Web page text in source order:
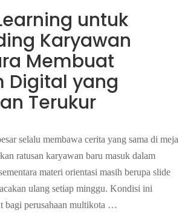
untuk
Karyawan
Membuat
Digital yang
Terukur
selalu membawa cerita yang sama di meja
ratusan karyawan baru masuk dalam
materi orientasi masih berupa slide
ulang setiap minggu. Kondisi ini
bagi perusahaan multikota …